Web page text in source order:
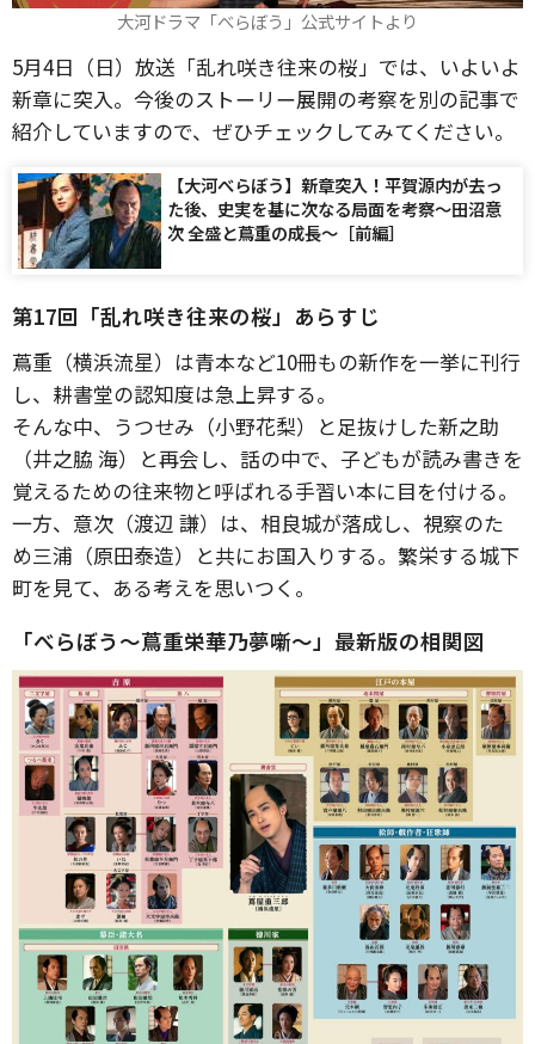
大河ドラマ「べらぼう」公式サイトより
5月4日（日）放送「乱れ咲き往来の桜」では、いよいよ
新章に突入。今後のストーリー展開の考察を別の記事で
紹介していますので、ぜひチェックしてみてください。
【大河べらぼう】新章突入！平賀源内が去っ
た後、史実を基に次なる局面を考察〜田沼意
次 全盛と蔦重の成長〜［前編］
第17回「乱れ咲き往来の桜」あらすじ
蔦重（横浜流星）は青本など10冊もの新作を一挙に刊行
し、耕書堂の認知度は急上昇する。
そんな中、うつせみ（小野花梨）と足抜けした新之助
（井之脇 海）と再会し、話の中で、子どもが読み書きを
覚えるための往来物と呼ばれる手習い本に目を付ける。
一方、意次（渡辺 謙）は、相良城が落成し、視察のた
め三浦（原田泰造）と共にお国入りする。繁栄する城下
町を見て、ある考えを思いつく。
「べらぼう〜蔦重栄華乃夢噺〜」最新版の相関図